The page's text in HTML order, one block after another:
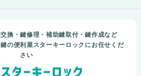
換・鍵修理・補助鍵取付・鍵作成など
の便利屋スターキーロックにお任せくだ
さい